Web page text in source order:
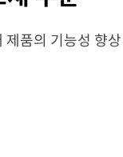
품의 기능성 향